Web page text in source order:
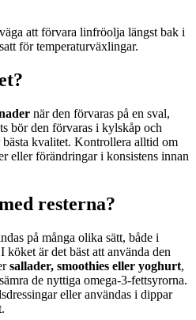
att förvara linfröolja längst bak i
för temperaturväxlingar.
när den förvaras på en sval,
bör den förvaras i kylskåp och
bästa kvalitet. Kontrollera alltid om
eller förändringar i konsistens innan
resterna?
på många olika sätt, både i
är det bäst att använda den
sallader, smoothies eller yoghurt,
de nyttiga omega-3-fettsyrorna.
eller användas i dippar